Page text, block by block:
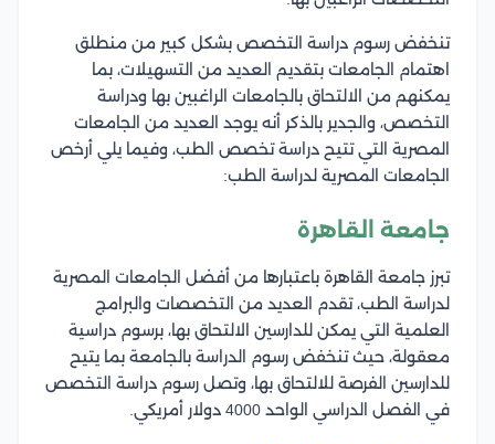
تنخفض رسوم دراسة التخصص بشكل كبير من منطلق
اهتمام الجامعات بتقديم العديد من التسهيلات، بما
يمكنهم من الالتحاق بالجامعات الراغبين بها ودراسة
التخصص، والجدير بالذكر أنه يوجد العديد من الجامعات
المصرية التي تتيح دراسة تخصص الطب، وفيما يلي أرخص
الجامعات المصرية لدراسة الطب:
جامعة القاهرة
تبرز جامعة القاهرة باعتبارها من أفضل الجامعات المصرية
لدراسة الطب، تقدم العديد من التخصصات والبرامج
العلمية التي يمكن للدارسين الالتحاق بها، برسوم دراسية
معقولة، حيث تنخفض رسوم الدراسة بالجامعة بما يتيح
للدارسين الفرصة للالتحاق بها، وتصل رسوم دراسة التخصص
في الفصل الدراسي الواحد 4000 دولار أمريكي.